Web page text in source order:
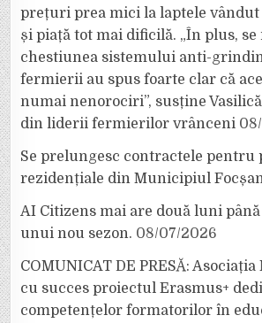
prețuri prea mici la laptele
și piață tot mai dificilă. „În plus,
chestiunea sistemului anti-
fermierii au spus foarte clar că
numai nenorociri”, susține
din liderii fermierilor vrânceni
Se prelungesc contractele pentru
rezidențiale din Municipiul
AI Citizens mai are două luni
unui nou sezon. 08/07/2026
COMUNICAT DE PRESĂ:
cu succes proiectul Erasmus+
competențelor formatorilor în